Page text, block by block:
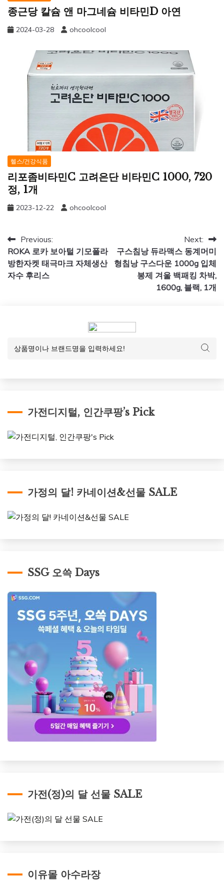
종근당 칼슘 앤 마그네슘 비타민D 아연
2024-03-28 ohcoolcool
헬스/건강식품
리포좀비타민C 고려은단 비타민C 1000, 720
정, 1개
2023-12-22 ohcoolcool
글
탐
색
Previous:
ROKA 로카 보아털 기모폴라
방한자켓 태극마크 자체생산
자수 후리스
Next:
구스침낭 듀라맥스 동계머미
형침낭 구스다운 1000g 입체
봉제 겨울 백패킹 차박,
1600g, 블랙, 1개
가전디지털, 인간쿠팡’s Pick
가정의 달! 카네이션&선물 SALE
SSG 오쓱 Days
가전(정)의 달 선물 SALE
이유몰 아수라장